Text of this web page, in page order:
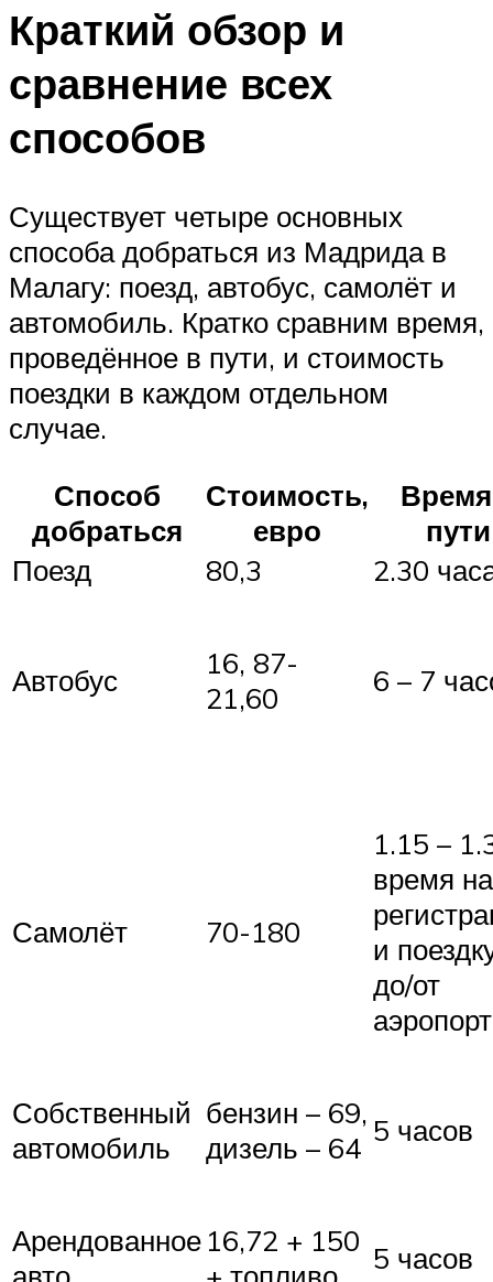
Краткий обзор и
сравнение всех
способов
Существует четыре основных
способа добраться из Мадрида в
Малагу: поезд, автобус, самолёт и
автомобиль. Кратко сравним время,
проведённое в пути, и стоимость
поездки в каждом отдельном
случае.
Способ
добраться
Стоимость,
евро
пути
Поезд
80,3 2.30
Автобус
16, 87-
21,60
6 – 7
Самолёт 70-180
1.15 –
время на
и
до/от
Собственный
автомобиль
бензин – 69,
дизель – 64 5 часов
Арендованное 16,72 + 150 5 часов